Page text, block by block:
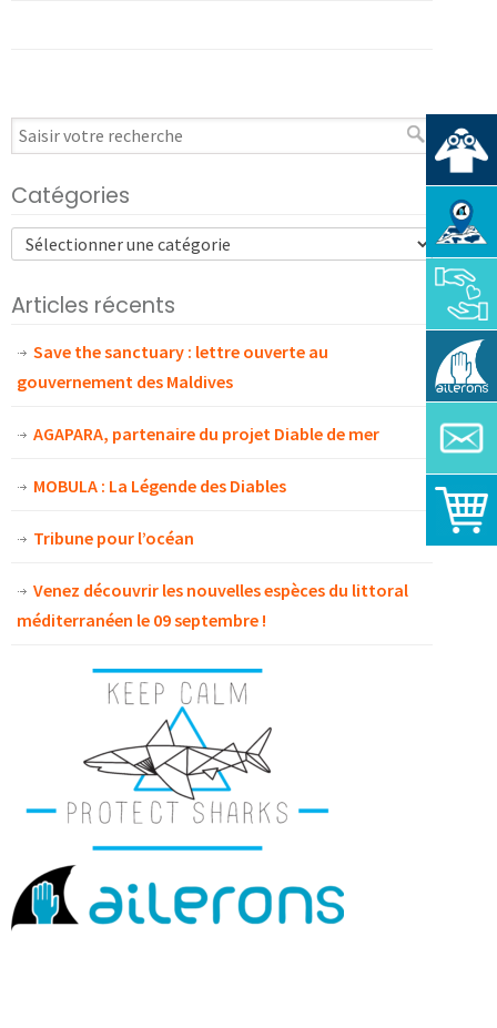
Catégories
Articles récents
Save the sanctuary : lettre ouverte au
gouvernement des Maldives
AGAPARA, partenaire du projet Diable de mer
MOBULA : La Légende des Diables
Tribune pour l’océan
Venez découvrir les nouvelles espèces du littoral
méditerranéen le 09 septembre !